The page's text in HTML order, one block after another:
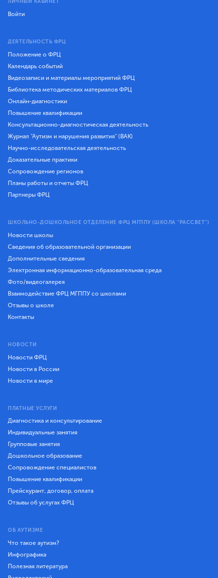
ЛИЧНЫЙ КАБИНЕТ
Войти
ДЕЯТЕЛЬНОСТЬ ФРЦ
Положение о ФРЦ
Календарь событий
Видеозаписи и материалы мероприятий ФРЦ
Библиотека методических материалов ФРЦ
Онлайн-диагностики
Повышение квалификации
Консультационно-диагностическая деятельность
Журнал "Аутизм и нарушения развития" (ВАК)
Научно-исследовательская деятельность
Доказательные практики
Сопровождение регионов
Планы работы и отчеты ФРЦ
Партнеры ФРЦ
ШКОЛЬНО-ДОШКОЛЬНОЕ ОТДЕЛЕНИЕ ФРЦ МГППУ (ШКОЛА "РАССВЕТ")
Новости школы
Сведения об образовательной организации
Дополнительные сведения
Электронная информационно-образовательная среда
Фото/видеогалерея
Взаимодействие ФРЦ МГППУ со школами
Отзывы о школе
Контакты
НОВОСТИ
Новости ФРЦ
Новости в России
Новости в мире
ПЛАТНЫЕ УСЛУГИ
Диагностика и консультирование
Индивидуальные занятия
Групповые занятия
Дошкольное образование
Сопровождение специалистов
Повышение квалификации
Прейскурант, договор, оплата
Отзывы об услугах ФРЦ
ОБ АУТИЗМЕ
Что такое аутизм?
Инфографика
Полезная литература